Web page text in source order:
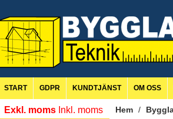
START GDPR KUNDTJÄNST OM OSS
Exkl. moms Inkl. moms Hem /